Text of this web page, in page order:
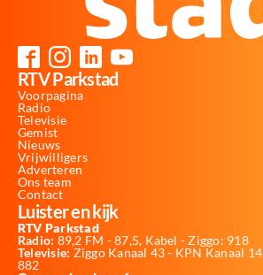
RTV Parkstad
Voorpagina
Radio
Televisie
Gemist
Nieuws
Vrijwilligers
Adverteren
Ons team
Contact
Luister en kijk
RTV Parkstad
Radio: 89,2 FM - 87,5, Kabel - Ziggo: 918
Televisie: Ziggo Kanaal 43 - KPN Kanaal
882